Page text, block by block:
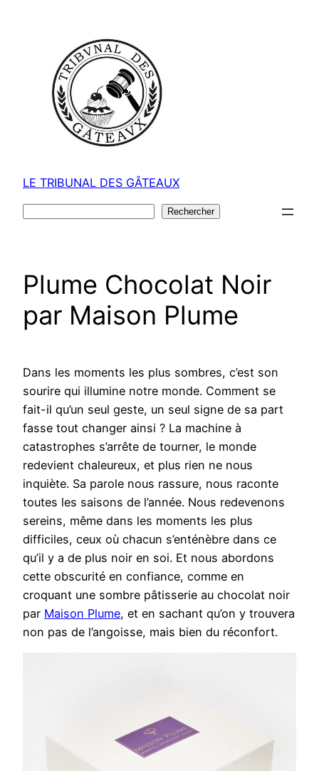
LE TRIBUNAL DES GÂTEAUX
Rechercher
Plume Chocolat Noir
par Maison Plume
Dans les moments les plus sombres, c’est son
sourire qui illumine notre monde. Comment se
fait-il qu’un seul geste, un seul signe de sa part
fasse tout changer ainsi ? La machine à
catastrophes s’arrête de tourner, le monde
redevient chaleureux, et plus rien ne nous
inquiète. Sa parole nous rassure, nous raconte
toutes les saisons de l’année. Nous redevenons
sereins, même dans les moments les plus
difficiles, ceux où chacun s’enténèbre dans ce
qu’il y a de plus noir en soi. Et nous abordons
cette obscurité en confiance, comme en
croquant une sombre pâtisserie au chocolat noir
par Maison Plume, et en sachant qu’on y trouvera
non pas de l’angoisse, mais bien du réconfort.